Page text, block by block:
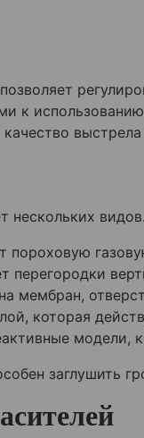
к
пороховую
перегородки
мембран,
которая
модели,
заглушить